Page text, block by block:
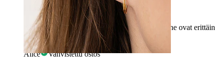
Liian ulkoneva, mutta kaunis
Korut ovat liian ulkonevia makuuni, mutta silti ne ovat erittäin
kauniita!
Alice Vahvistettu ostos